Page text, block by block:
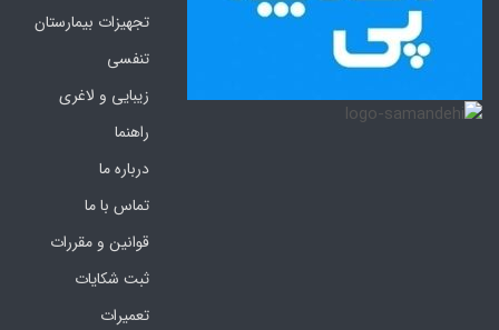
تجهیزات بیمارستان
تنفسی
زیبایی و لاغری
راهنما
درباره ما
تماس با ما
قوانین و مقررات
ثبت شکایات
تعمیرات